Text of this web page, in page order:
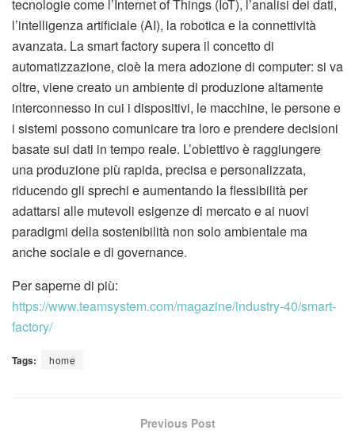
tecnologie come l’Internet of Things (IoT), l’analisi dei dati,
l’intelligenza artificiale (AI), la robotica e la connettività
avanzata. La smart factory supera il concetto di
automatizzazione, cioè la mera adozione di computer: si va
oltre, viene creato un ambiente di produzione altamente
interconnesso in cui i dispositivi, le macchine, le persone e
i sistemi possono comunicare tra loro e prendere decisioni
basate sui dati in tempo reale. L’obiettivo è raggiungere
una produzione più rapida, precisa e personalizzata,
riducendo gli sprechi e aumentando la flessibilità per
adattarsi alle mutevoli esigenze di mercato e ai nuovi
paradigmi della sostenibilità non solo ambientale ma
anche sociale e di governance.
Per saperne di più:
https://www.teamsystem.com/magazine/industry-40/smart-
factory/
Tags: home
Previous Post